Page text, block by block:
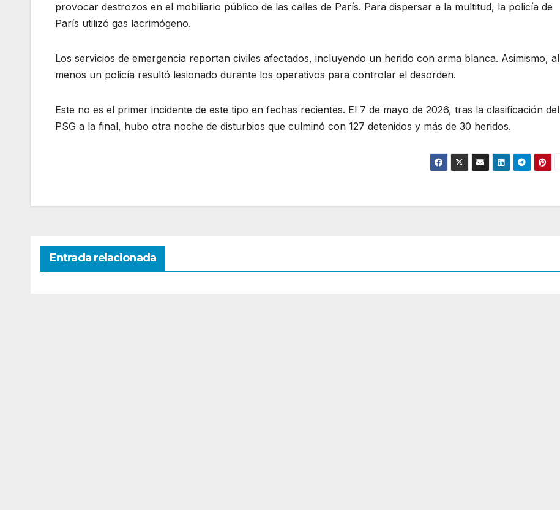
provocar destrozos en el mobiliario público de las calles de París. Para dispersar a la multitud, la policía de
París utilizó gas lacrimógeno.
Los servicios de emergencia reportan civiles afectados, incluyendo un herido con arma blanca. Asimismo, al
menos un policía resultó lesionado durante los operativos para controlar el desorden.
Este no es el primer incidente de este tipo en fechas recientes. El 7 de mayo de 2026, tras la clasificación del
PSG a la final, hubo otra noche de disturbios que culminó con 127 detenidos y más de 30 heridos.
Entrada relacionada